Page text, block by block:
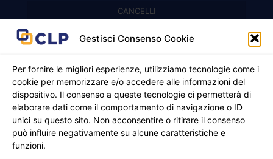
Gestisci Consenso Cookie
Per fornire le migliori esperienze, utilizziamo tecnologie come i
cookie per memorizzare e/o accedere alle informazioni del
dispositivo. Il consenso a queste tecnologie ci permetterà di
elaborare dati come il comportamento di navigazione o ID
unici su questo sito. Non acconsentire o ritirare il consenso
può influire negativamente su alcune caratteristiche e
funzioni.
Recinzioni modulari
Recinzioni a pannelli
CANCELLI
Cancelli prefabbricati
Cancelli in ferro battuto
Cancelli a due ante
Cancelli scorrevoli
APPLICAZIONI
Griglie e chiusini
Inferriate
Nicchie per gas ed elettricità
© 2021 - 2026 CLP SRLS All Rights Reserved.
CF e P. IVA 05130250235 | Sede legale Via Alessandro